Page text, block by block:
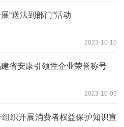
“送法到部门”活动
2023-10-10
省安康引领性企业荣誉称号
2023-10-09
织开展消费者权益保护知识宣